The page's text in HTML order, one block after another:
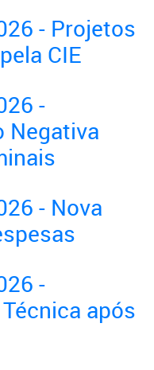
- Projetos
CIE
-
Negativa
- Nova
-
após